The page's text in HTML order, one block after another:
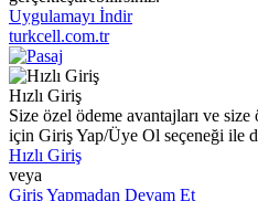
Uygulamayı İndir
turkcell.com.tr
Hızlı Giriş
Size özel ödeme avantajları ve
için Giriş Yap/Üye Ol seçeneği ile
Hızlı Giriş
veya
Giriş Yapmadan Devam Et